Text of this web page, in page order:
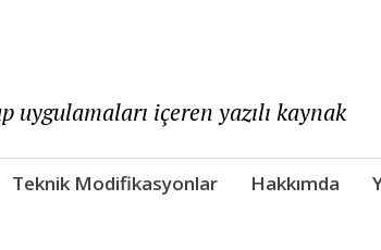
uygulamaları içeren yazılı kaynak
Teknik Modifikasyonlar Hakkımda